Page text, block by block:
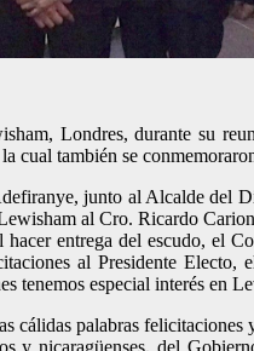
Londres, durante su
cual también se
junto al Alcalde del
al Cro. Ricardo
entrega del escudo, el
al Presidente
tenemos especial interés en
cálidas palabras
y nicaragüenses, del